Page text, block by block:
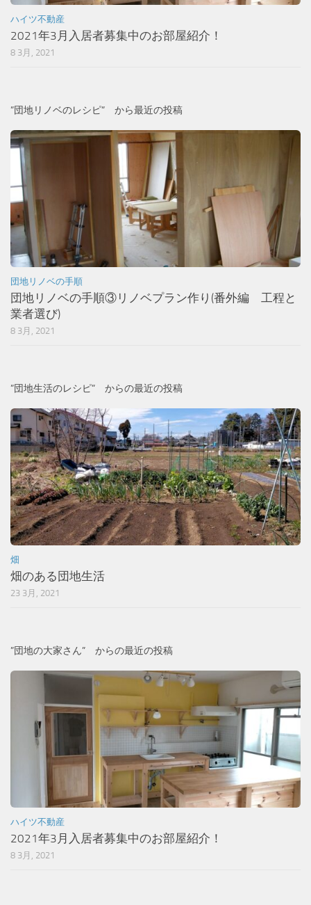
ハイツ不動産
2021年3月入居者募集中のお部屋紹介！
8 3月, 2021
”団地リノベのレシピ” から最近の投稿
団地リノベの手順
団地リノベの手順③リノベプラン作り(番外編 工程と
業者選び)
8 3月, 2021
”団地生活のレシピ” からの最近の投稿
畑
畑のある団地生活
23 3月, 2021
”団地の大家さん” からの最近の投稿
ハイツ不動産
2021年3月入居者募集中のお部屋紹介！
8 3月, 2021